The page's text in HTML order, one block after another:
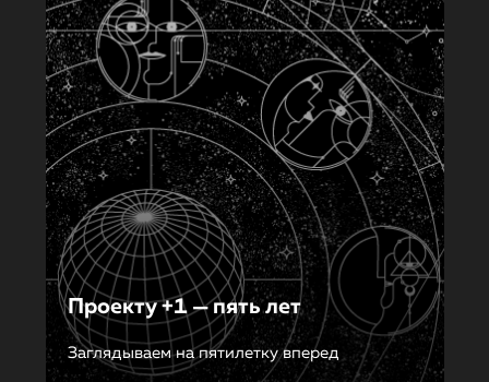
Проекту +1 — пять лет
Заглядываем на пятилетку вперед